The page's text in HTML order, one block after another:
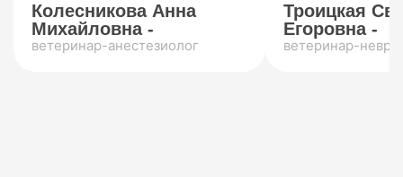
Колесникова Анна
Михайловна -
ветеринар-анестезиолог
Троицкая
Егоровна -
ветеринар-